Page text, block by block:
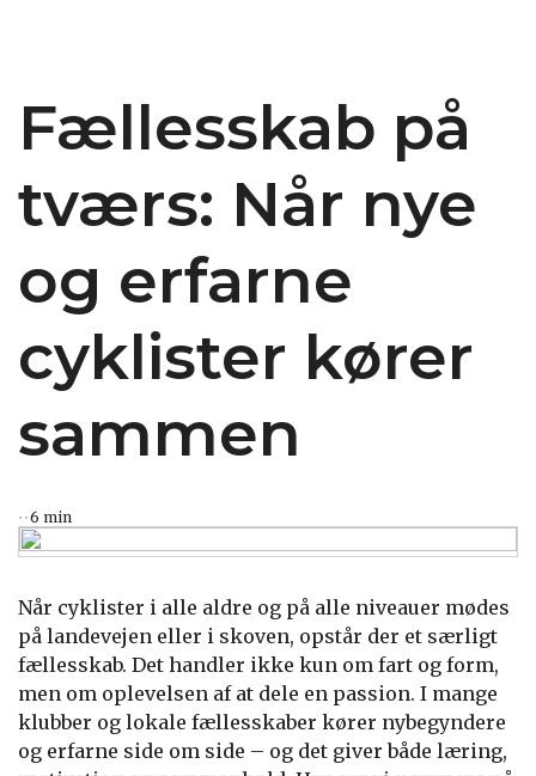
Fællesskab på
tværs: Når nye
og erfarne
cyklister kører
sammen
6 min
Når cyklister i alle aldre og på alle niveauer mødes
på landevejen eller i skoven, opstår der et særligt
fællesskab. Det handler ikke kun om fart og form,
men om oplevelsen af at dele en passion. I mange
klubber og lokale fællesskaber kører nybegyndere
og erfarne side om side – og det giver både læring,